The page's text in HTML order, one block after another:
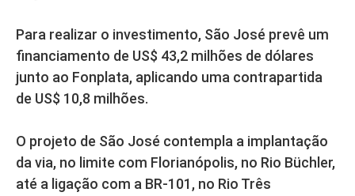
Para realizar o investimento, São José prevê um
financiamento de US$ 43,2 milhões de dólares
junto ao Fonplata, aplicando uma contrapartida
de US$ 10,8 milhões.
O projeto de São José contempla a implantação
da via, no limite com Florianópolis, no Rio Büchler,
até a ligação com a BR-101, no Rio Três